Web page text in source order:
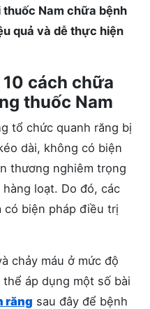
Nam chữa bệnh
quả và dễ thực hiện
cách chữa
thuốc Nam
tổ chức quanh răng bị
dài, không có biện
thương nghiêm trọng
loạt. Do đó, các
có biện pháp điều trị
chảy máu ở mức độ
áp dụng một số bài
răng sau đây để bệnh